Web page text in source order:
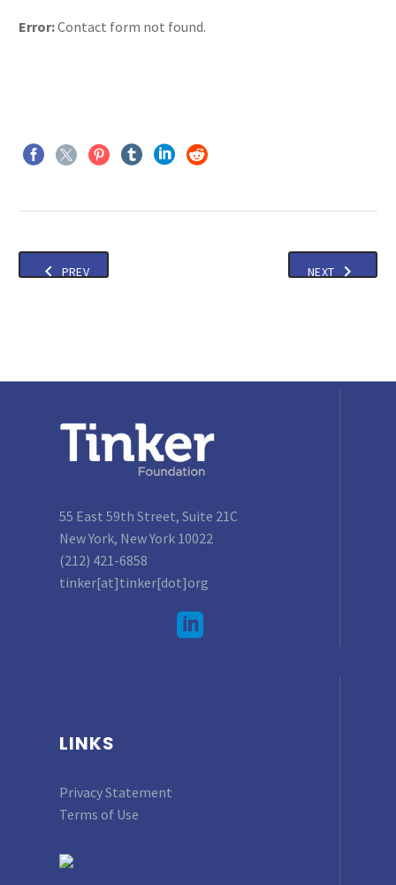
Error:Contact form not found.
PREV NEXT
55 East 59th Street, Suite 21C
New York, New York 10022
(212) 421-6858
tinker[at]tinker[dot]org
LINKS
Privacy Statement
Terms of Use